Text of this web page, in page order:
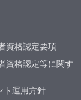
資格認定要項
資格認定等に関す
ト運用方針